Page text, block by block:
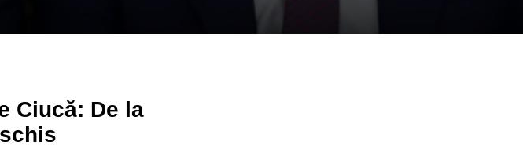
Ciucă: De la